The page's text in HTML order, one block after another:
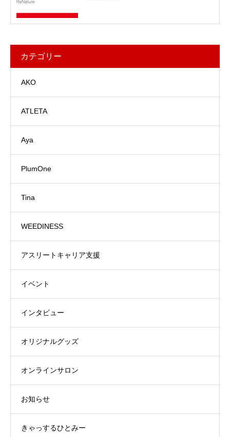
カテゴリー
AKO
ATLETA
Aya
PlumOne
Tina
WEEDINESS
アスリートキャリア支援
イベント
インタビュー
オリジナルグッズ
オンラインサロン
お知らせ
きゃっするひとみー